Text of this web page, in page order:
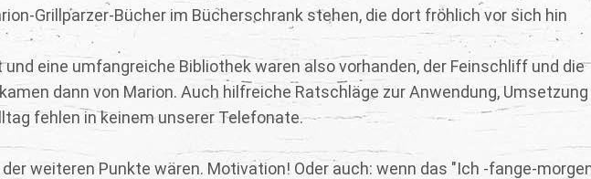
Grillparzer-Bücher im Bücherschrank stehen, die dort fröhlich vor sich hin
und eine umfangreiche Bibliothek waren also vorhanden, der Feinschliff und die
dann von Marion. Auch hilfreiche Ratschläge zur Anwendung, Umsetzung
fehlen in keinem unserer Telefonate.
weiteren Punkte wären. Motivation! Oder auch: wenn das "Ich -fange-